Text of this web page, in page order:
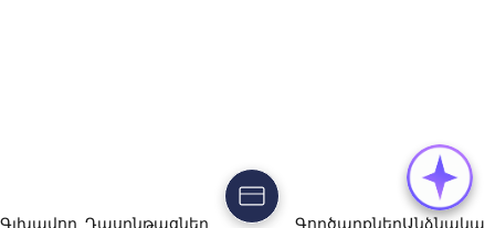
Գլխավոր Դասընթացներ ԳործարքներԱնձնակա